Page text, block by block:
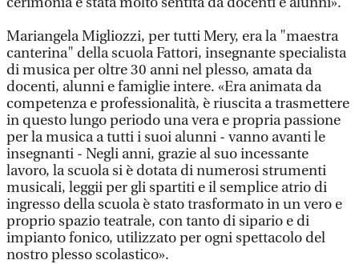
Mariangela Migliozzi, per tutti Mery, era la "maestra
canterina" della scuola Fattori, insegnante specialista
di musica per oltre 30 anni nel plesso, amata da
docenti, alunni e famiglie intere. «Era animata da
competenza e professionalità, è riuscita a trasmettere
in questo lungo periodo una vera e propria passione
per la musica a tutti i suoi alunni - vanno avanti le
insegnanti - Negli anni, grazie al suo incessante
lavoro, la scuola si è dotata di numerosi strumenti
musicali, leggii per gli spartiti e il semplice atrio di
ingresso della scuola è stato trasformato in un vero e
proprio spazio teatrale, con tanto di sipario e di
impianto fonico, utilizzato per ogni spettacolo del
nostro plesso scolastico».